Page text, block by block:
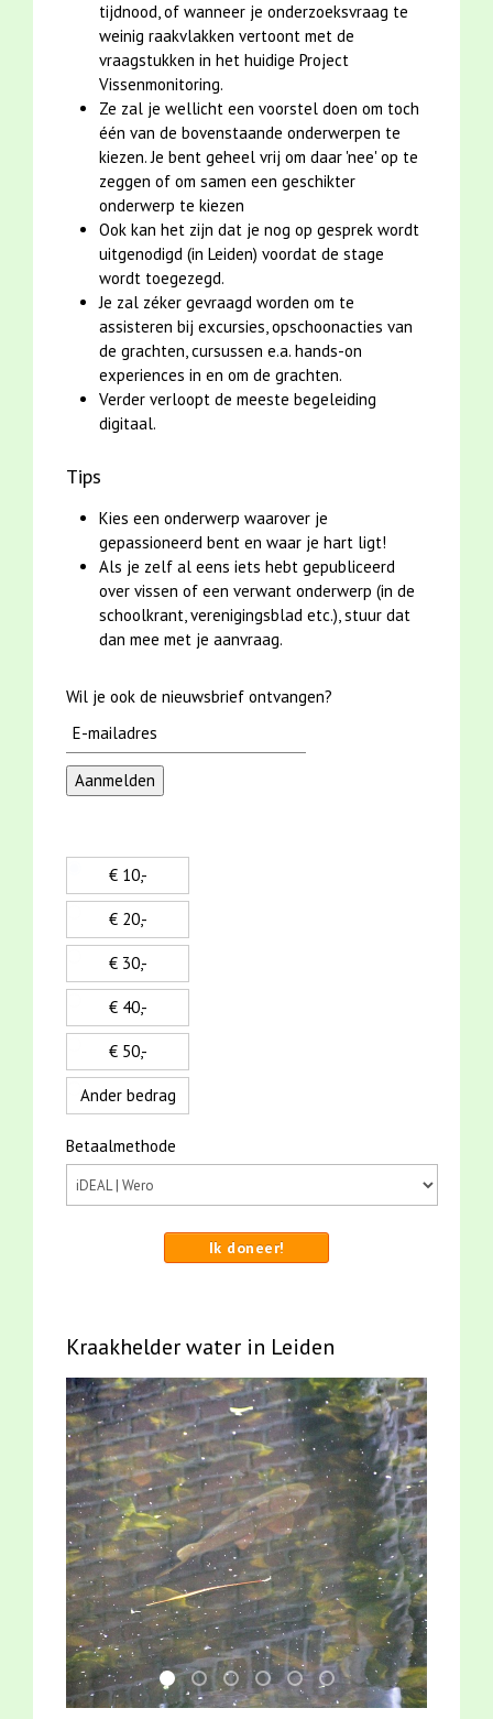
tijdnood, of wanneer je onderzoeksvraag te
weinig raakvlakken vertoont met de
vraagstukken in het huidige Project
Vissenmonitoring.
Ze zal je wellicht een voorstel doen om toch
één van de bovenstaande onderwerpen te
kiezen. Je bent geheel vrij om daar 'nee' op te
zeggen of om samen een geschikter
onderwerp te kiezen
Ook kan het zijn dat je nog op gesprek wordt
uitgenodigd (in Leiden) voordat de stage
wordt toegezegd.
Je zal zéker gevraagd worden om te
assisteren bij excursies, opschoonacties van
de grachten, cursussen e.a. hands-on
experiences in en om de grachten.
Verder verloopt de meeste begeleiding
digitaal.
Tips
Kies een onderwerp waarover je
gepassioneerd bent en waar je hart ligt!
Als je zelf al eens iets hebt gepubliceerd
over vissen of een verwant onderwerp (in de
schoolkrant, verenigingsblad etc.), stuur dat
dan mee met je aanvraag.
Wil je ook de nieuwsbrief ontvangen?
€ 10,-
€ 20,-
€ 30,-
€ 40,-
€ 50,-
Ander bedrag
Betaalmethode
Ik doneer!
Kraakhelder water in Leiden
karper met kattenklimtouw
smoelenboek fifi en karper nieuwsbrief-
jun2021 zaklv 5 snoekje MOOI
mei2021 watervogelmethode
mei2021 1 snoekje elly
jun2021 28 brasem